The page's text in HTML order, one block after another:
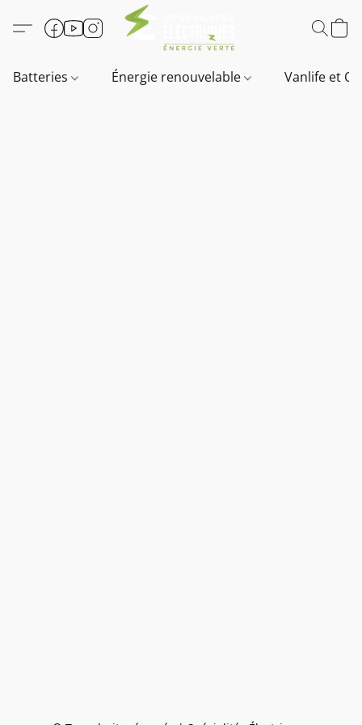
Batteries Énergie renouvelable Vanlife et